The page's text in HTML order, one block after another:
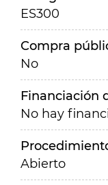
ES300
Compra
No
Financiación
No hay
Abierto